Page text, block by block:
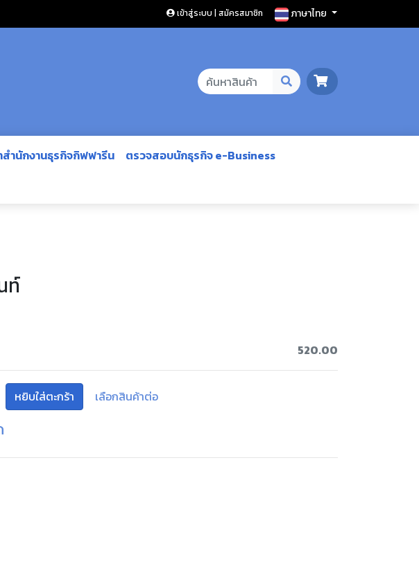
เข้าสู่ระบบ | สมัครสมาชิก ภาษาไทย
สำนักงานธุรกิจกิฟฟารีน
ตรวจสอบนักธุรกิจ e-Business
ท์
520.00
หยิบใส่ตะกร้า เลือกสินค้าต่อ